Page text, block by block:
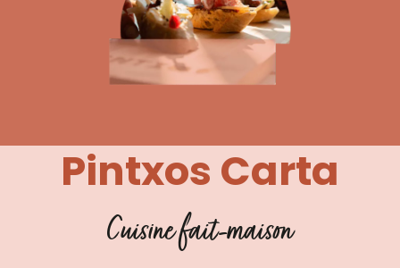
Pintxos Carta
Cuisine fait-maison